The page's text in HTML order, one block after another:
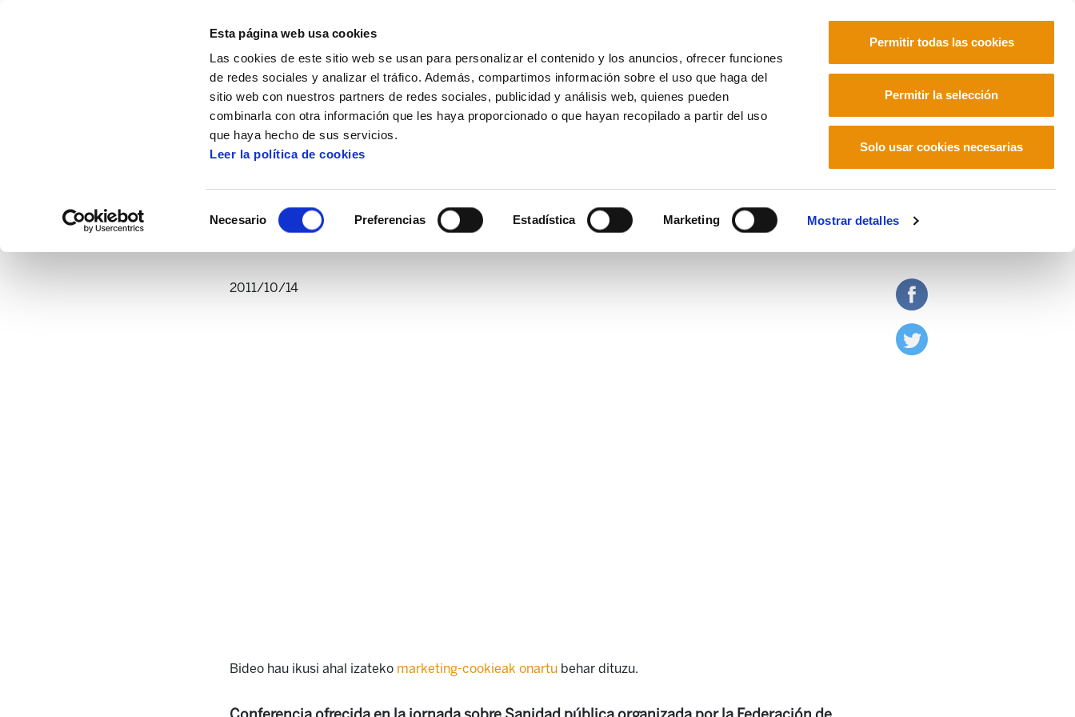
Esta página web usa cookies
Las cookies de este sitio web se usan para personalizar el contenido y los anuncios, ofrecer funciones
de redes sociales y analizar el tráfico. Además, compartimos información sobre el uso que haga del
sitio web con nuestros partners de redes sociales, publicidad y análisis web, quienes pueden
combinarla con otra información que les haya proporcionado o que hayan recopilado a partir del uso
que haya hecho de sus servicios.
Leer la política de cookies
Necesario Preferencias Estadística Marketing Mostrar detalles
Permitir todas las cookies
Permitir la selección
Solo usar cookies necesarias
Vídeos En defensa de la Sanidad pública. Juan Antonio Gómez Niegra (GAS Madrid)
En defensa de la Sanidad pública. Juan Antonio Gómez Niegra (GAS
Madrid)
2011/10/14
Bideo hau ikusi ahal izateko marketing-cookieak onartu behar dituzu.